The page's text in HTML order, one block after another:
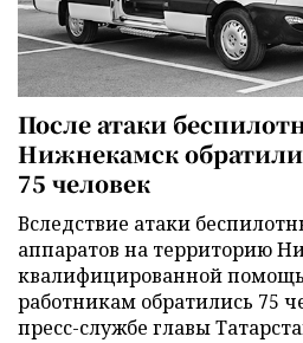
После атаки
Нижнекамск
75 человек
Вследствие атаки
аппаратов на территорию
квалифицированной
работникам обратились 75
пресс-службе главы